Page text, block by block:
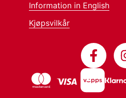
Information in English
Kjøpsvilkår